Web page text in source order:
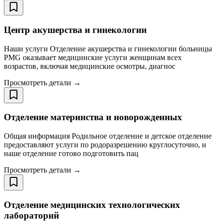
Центр акушерства и гинекологии
Наши услуги Отделение акушерства и гинекологии больницы
PMG оказывает медицинские услуги женщинам всех
возрастов, включая медицинские осмотры, диагнос
Просмотреть детали →
Отделение материнства и новорожденных
Общая информация Родильное отделение и детское отделение
предоставляют услуги по родоразрешению круглосуточно, и
наше отделение готово подготовить пац
Просмотреть детали →
Отделение медицинских технологических
лабораторий